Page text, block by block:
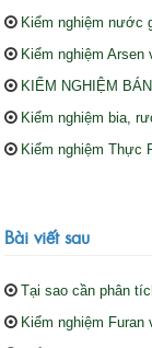
Kiểm nghiệm nước
Kiểm nghiệm
KIỂM NGHIỆM
Kiểm nghiệm bia,
Kiểm nghiệm Thực
Bài viết sau
Tại sao cần phân
Kiểm nghiệm Furan